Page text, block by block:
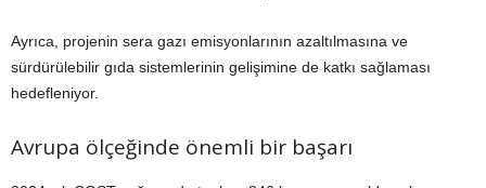
Ayrıca, projenin sera gazı emisyonlarının azaltılmasına ve
sürdürülebilir gıda sistemlerinin gelişimine de katkı sağlaması
hedefleniyor.
Avrupa ölçeğinde önemli bir başarı